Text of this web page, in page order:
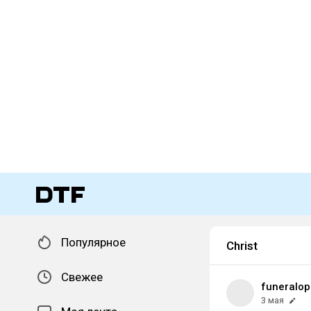
Популярное
Свежее
Christ
3 мая